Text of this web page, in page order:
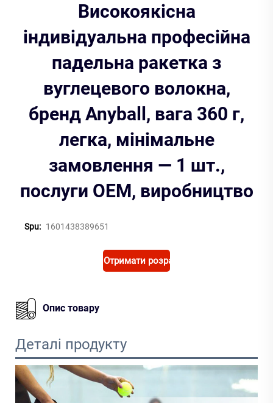
Високоякісна
індивідуальна професійна
падельна ракетка з
вуглецевого волокна,
бренд Anyball, вага 360 г,
легка, мінімальне
замовлення — 1 шт.,
послуги OEM, виробництво
Spu: 1601438389651
Отримати розрахунок
Опис товару
Деталі продукту